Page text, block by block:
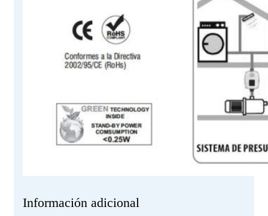
Información adicional